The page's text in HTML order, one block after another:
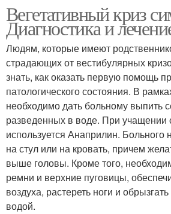
Вегетативный криз
Диагностика и
Людям, которые имеют
страдающих от вестибулярных
знать, как оказать первую помощь
патологического состояния. В
необходимо дать больному выпить
разведенных в воде. При учащении
используется Анаприлин. Больного
на стул или на кровать, причем
выше головы. Кроме того,
ремни и верхние пуговицы,
воздуха, растереть ноги и
водой.